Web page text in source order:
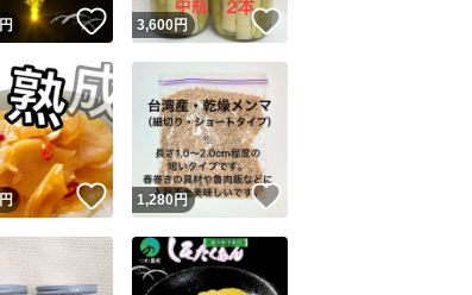
発送 このユーザーは高頻度で24時間以内に発送しています
送 このユーザーは設定した発送日数内に発送しています
円 いいね！
3,600円
円 いいね！
1,280円